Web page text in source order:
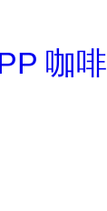
咖啡